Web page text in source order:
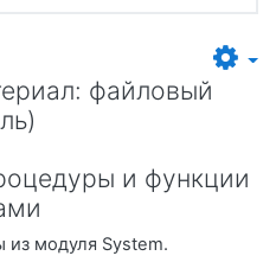
файловый
и функции
модуля System.